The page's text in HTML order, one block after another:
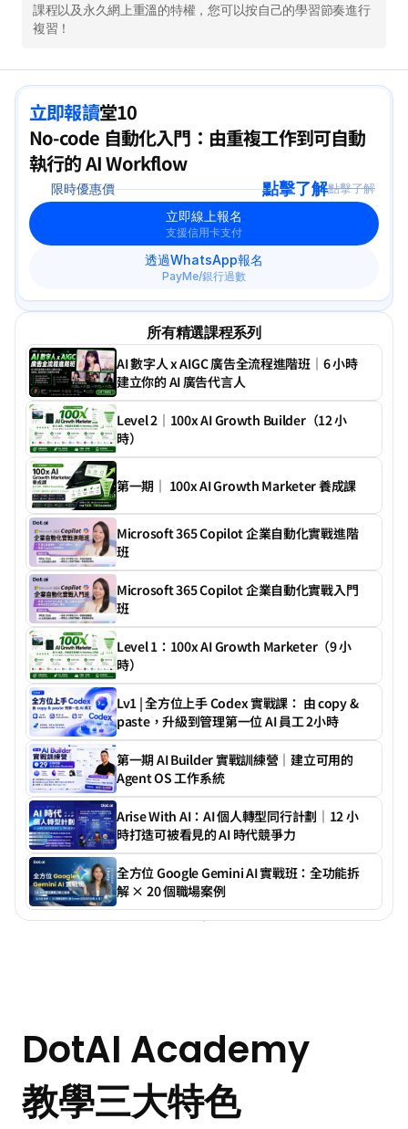
課程以及永久網上重溫的特權，您可以按自己的學習節奏進行
複習！
立即報讀堂10
No-code 自動化入門：由重複工作到可自動
執行的 AI Workflow
限時優惠價 點擊了解點擊了解
立即線上報名
支援信用卡支付
透過WhatsApp報名
PayMe/銀行過數
所有精選課程系列
AI 數字人 x AIGC 廣告全流程進階班｜6 小時
建立你的 AI 廣告代言人
Level 2｜100x AI Growth Builder（12 小
時）
第一期｜ 100x AI Growth Marketer 養成課
Microsoft 365 Copilot 企業自動化實戰進階
班
Microsoft 365 Copilot 企業自動化實戰入門
班
Level 1：100x AI Growth Marketer（9 小
時）
Lv1 | 全方位上手 Codex 實戰課： 由 copy &
paste，升級到管理第一位 AI 員工 2小時
第一期 AI Builder 實戰訓練營｜建立可用的
Agent OS 工作系統
Arise With AI：AI 個人轉型同行計劃｜12 小
時打造可被看見的 AI 時代競爭力
全方位 Google Gemini AI 實戰班：全功能拆
解 × 20 個職場案例
DotAI Academy
教學三大特色